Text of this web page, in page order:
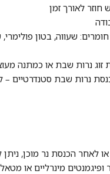
לאורך זמן
שעווה, בטון פולימרי,
זוג נרות שבת או כמתנה
נרות שבת סטנדרטיים –
או לאחר הכנסת נר מוכן,
מינרליים או